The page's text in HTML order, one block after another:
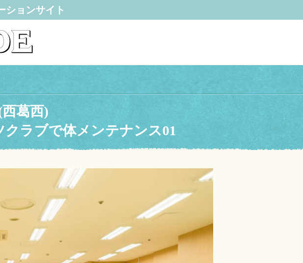
ションサイト
葛西)
ラブで体メンテナンス01